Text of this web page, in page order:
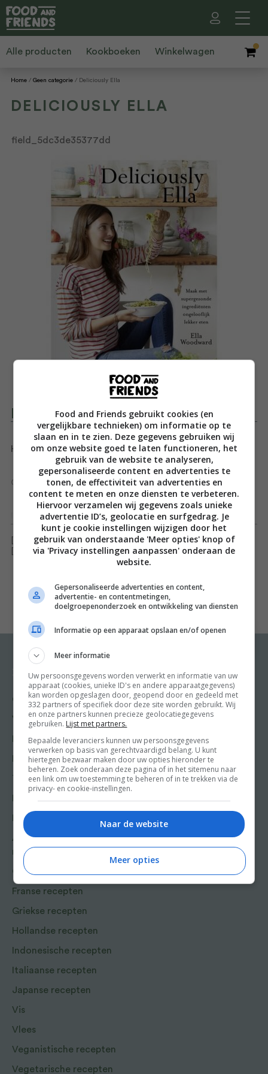
Alle producten Kookboeken Winkelwagen
Home Geen categorie Deliciously Ella
DELICIOUSLY ELLA
field_5dc3de35377dd
Productomschrijving
Hou van je leven. Hou van eten. Hou van jezelf.
Gezond en lekker eten maakt gelukkig!
In 2011 kreeg Ella Woodward plotseling een zeldzame
ziekte, waardoor zij niet langer dan een paar uur per
dag uit bed kon. Omdat medicijnen niet hielpen,
veranderde zij haar voedingspatroon: plantaardig,
gluten- en suikervrij. Na een paar maanden voelde zij
zich een stuk beter. Dit inspireerde haar om nieuwe
www.deliciouslyella.com, met duizenden online volgers
wereldwijd. Een lifestyle was geboren (en Ella is
genezen). De recepten zijn gebundeld in dit prachtig
vormgegeven boek Deliciously Ella.
Toon meer
[ywfbt_form product_id="34732"]
[recently_viewed_products]
Recepten
Gangen
Voorgerecht
Hoofdgerecht
Nagerecht
Tussengerecht
Bakrecepten
Aziatische en Oosterse
recepten
Chinese recepten
Franse recepten
Griekse recepten
Hollandse recepten
Indonesische recepten
Italiaanse recepten
Japanse recepten
Vis
Vlees
Veganistische recepten
Vegetarische recepten
Meer van Food and
Friends
Shop
Friends
Kooktips
Food and Friends gebruikt cookies (en
vergelijkbare technieken) om informatie op te
slaan en in te zien. Deze gegevens gebruiken wij
om onze website goed te laten functioneren, het
gebruik van de website te analyseren,
gepersonaliseerde content en advertenties te
tonen, de effectiviteit van advertenties en
content te meten en onze diensten te verbeteren.
Hiervoor verzamelen wij gegevens zoals unieke
advertentie ID’s, geolocatie en surfgedrag. Je
kunt je cookie instellingen wijzigen door het
gebruik van onderstaande 'Meer opties' knop of
via 'Privacy instellingen aanpassen' onderaan de
website.
Gepersonaliseerde advertenties en content,
advertentie- en contentmetingen,
doelgroepenonderzoek en ontwikkeling van diensten
Informatie op een apparaat opslaan en/of openen
Meer informatie
Uw persoonsgegevens worden verwerkt en informatie van uw
apparaat (cookies, unieke ID's en andere apparaatgegevens)
kan worden opgeslagen door, geopend door en gedeeld met
332 partners of specifiek door deze site worden gebruikt. Wij
en onze partners kunnen precieze geolocatiegegevens
gebruiken. Lijst met partners.
Bepaalde leveranciers kunnen uw persoonsgegevens
verwerken op basis van gerechtvaardigd belang. U kunt
hiertegen bezwaar maken door uw opties hieronder te
beheren. Zoek onderaan deze pagina of in het sitemenu naar
een link om uw toestemming te beheren of in te trekken via de
privacy- en cookie-instellingen.
Naar de website
Meer opties